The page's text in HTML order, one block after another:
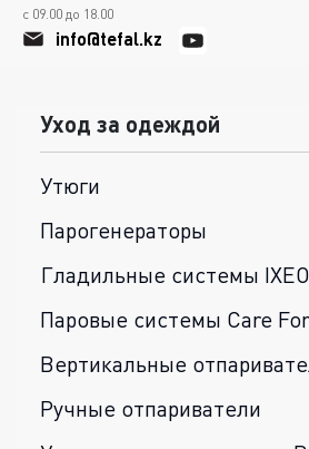
с 09.00 до 18.00
info@tefal.kz
Уход за одеждой
Утюги
Парогенераторы
Гладильные системы IXEO
Паровые системы Care
Вертикальные
Ручные отпариватели